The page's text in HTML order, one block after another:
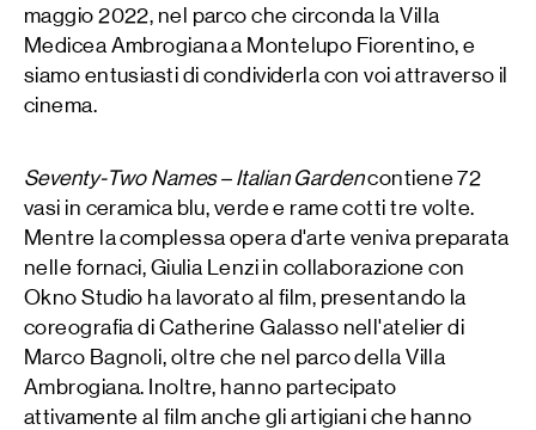
maggio 2022, nel parco che circonda la Villa
Medicea Ambrogiana a Montelupo Fiorentino, e
siamo entusiasti di condividerla con voi attraverso il
cinema.
Seventy-Two Names – Italian Gardencontiene 72
vasi in ceramica blu, verde e rame cotti tre volte.
Mentre la complessa opera d'arte veniva preparata
nelle fornaci, Giulia Lenzi in collaborazione con
Okno Studio ha lavorato al film, presentando la
coreografia di Catherine Galasso nell'atelier di
Marco Bagnoli, oltre che nel parco della Villa
Ambrogiana. Inoltre, hanno partecipato
attivamente al film anche gli artigiani che hanno